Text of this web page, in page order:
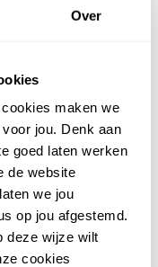
Over
maken we
jou. Denk aan
goed laten werken
de website
we jou
op jou afgestemd.
deze wijze wilt
cookies